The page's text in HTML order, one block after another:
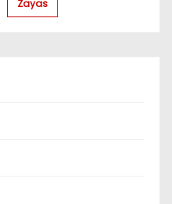
Zayas